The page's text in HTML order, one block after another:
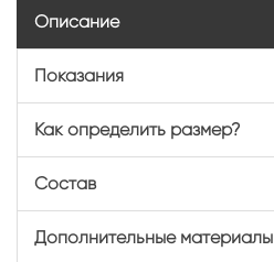
Описание
Показания
Как определить размер?
Состав
Дополнительные материалы